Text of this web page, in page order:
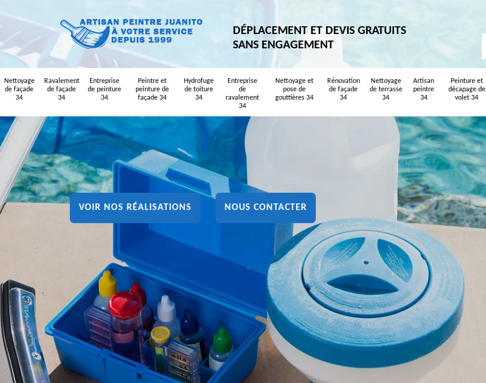
DÉPLACEMENT ET DEVIS GRATUITS
SANS ENGAGEMENT
Nettoyage
de façade
34
Ravalement
de façade
34
Entreprise
de peinture
34
Peintre et
peinture de
façade 34
Hydrofuge
de toiture
34
Entreprise
de
ravalement
34
Nettoyage et
pose de
gouttières 34
Rénovation
de façade
34
Nettoyage
de terrasse
34
Artisan
peintre
34
Peinture et
décapage de
volet 34
VOIR NOS RÉALISATIONS NOUS CONTACTER